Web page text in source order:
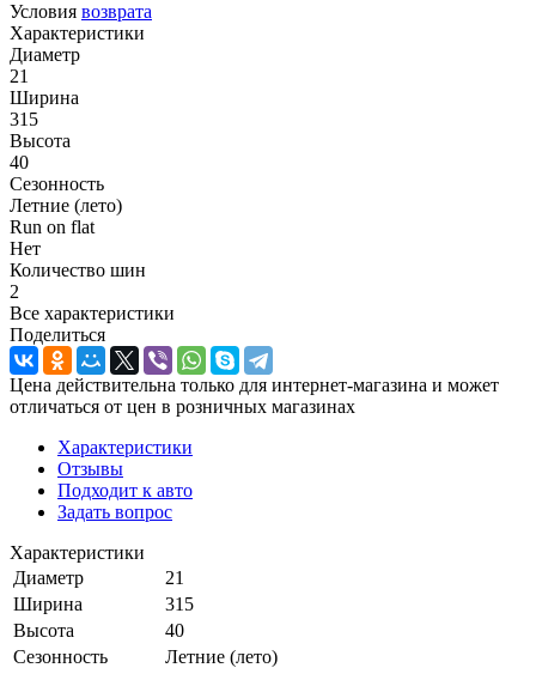
Условия возврата
Характеристики
Диаметр
21
Ширина
315
Высота
40
Сезонность
Летние (лето)
Run on flat
Нет
Количество шин
2
Все характеристики
Поделиться
Цена действительна только для интернет-магазина и может
отличаться от цен в розничных магазинах
Характеристики
Отзывы
Подходит к авто
Задать вопрос
Характеристики
Диаметр
21
Ширина
315
Высота
40
Сезонность
Летние (лето)